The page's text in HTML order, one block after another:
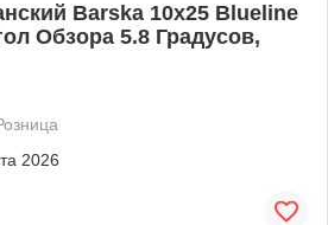
Barska 10x25 Blueline
Обзора 5.8 Градусов,
2026